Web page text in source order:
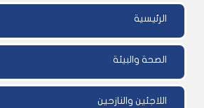
الرئيسية
الصحة والبيئة
اللاجئين والنازحين